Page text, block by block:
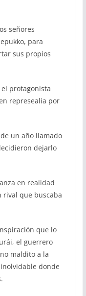
señores
para
sus propios
protagonista
represealia por
un año llamado
dejarlo
en realidad
rival que buscaba
que lo
el guerrero
maldito a la
donde